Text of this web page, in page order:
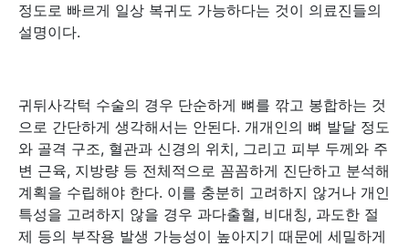
정도로 빠르게 일상 복귀도 가능하다는 것이 의료진들의
설명이다.
귀뒤사각턱 수술의 경우 단순하게 뼈를 깎고 봉합하는 것
으로 간단하게 생각해서는 안된다. 개개인의 뼈 발달 정도
와 골격 구조, 혈관과 신경의 위치, 그리고 피부 두께와 주
변 근육, 지방량 등 전체적으로 꼼꼼하게 진단하고 분석해
계획을 수립해야 한다. 이를 충분히 고려하지 않거나 개인
특성을 고려하지 않을 경우 과다출혈, 비대칭, 과도한 절
제 등의 부작용 발생 가능성이 높아지기 때문에 세밀하게